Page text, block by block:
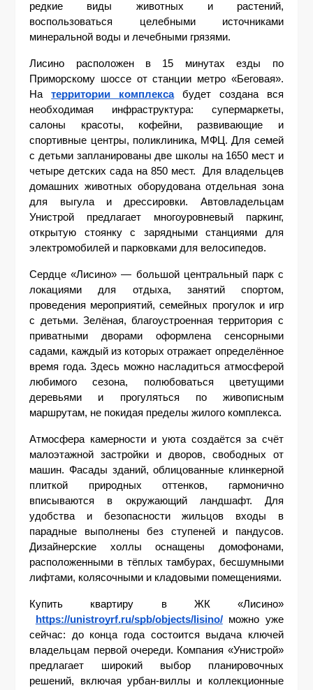
редкие виды животных и растений,
воспользоваться целебными источниками
минеральной воды и лечебными грязями.
Лисино расположен в 15 минутах езды по
Приморскому шоссе от станции метро «Беговая».
На
территории комплекса будет создана вся
необходимая инфраструктура: супермаркеты,
салоны красоты, кофейни, развивающие и
спортивные центры, поликлиника, МФЦ. Для семей
с детьми запланированы две школы на 1650 мест и
четыре детских сада на 850 мест.  Для владельцев
домашних животных оборудована отдельная зона
для выгула и дрессировки. Автовладельцам
Унистрой предлагает многоуровневый паркинг,
открытую стоянку с зарядными станциями для
электромобилей и парковками для велосипедов.
Сердце «Лисино» — большой центральный парк с
локациями для отдыха, занятий спортом,
проведения мероприятий, семейных прогулок и игр
с детьми. Зелёная, благоустроенная территория с
приватными дворами оформлена сенсорными
садами, каждый из которых отражает определённое
время года. Здесь можно насладиться атмосферой
любимого сезона, полюбоваться цветущими
деревьями и прогуляться по живописным
маршрутам, не покидая пределы жилого комплекса.
Атмосфера камерности и уюта создаётся за счёт
малоэтажной застройки и дворов, свободных от
машин. Фасады зданий, облицованные клинкерной
плиткой природных оттенков, гармонично
вписываются в окружающий ландшафт. Для
удобства и безопасности жильцов входы в
парадные выполнены без ступеней и пандусов.
Дизайнерские холлы оснащены домофонами,
расположенными в тёплых тамбурах, бесшумными
лифтами, колясочными и кладовыми помещениями.
Купить квартиру в ЖК «Лисино»
https://unistroyrf.ru/spb/objects/lisino/ можно уже
сейчас: до конца года состоится выдача ключей
владельцам первой очереди. Компания «Унистрой»
предлагает широкий выбор планировочных
решений, включая урбан-виллы и коллекционные